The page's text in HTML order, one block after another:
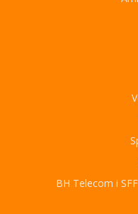
BH Telecom i